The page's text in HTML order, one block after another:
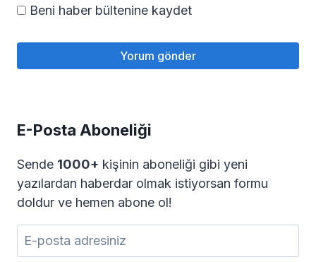
Beni haber bültenine kaydet
E-Posta Aboneliği
Sende 1000+ kişinin aboneliği gibi yeni
yazılardan haberdar olmak istiyorsan formu
doldur ve hemen abone ol!